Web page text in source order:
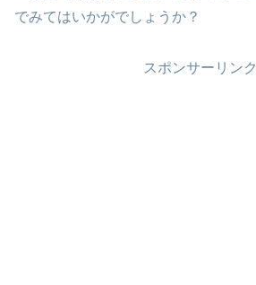
でみてはいかがでしょうか？
スポンサーリンク